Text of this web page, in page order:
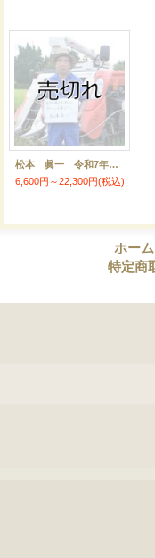
松本 眞一 令和7年産吉見町産米 ゆうだい21
6,600円～22,300円(税込)
ホーム
特定商